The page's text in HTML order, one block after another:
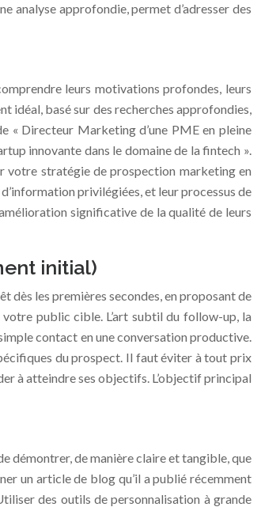
analyse approfondie, permet d’adresser des
leurs motivations profondes, leurs
idéal, basé sur des recherches approfondies,
« Directeur Marketing d’une PME en pleine
innovante dans le domaine de la fintech ».
votre stratégie de prospection marketing en
privilégiées, et leur processus de
significative de la qualité de leurs
initial)
dès les premières secondes, en proposant de
public cible. L’art subtil du follow-up, la
contact en une conversation productive.
du prospect. Il faut éviter à tout prix
à atteindre ses objectifs. L’objectif principal
démontrer, de manière claire et tangible, que
un article de blog qu’il a publié récemment
des outils de personnalisation à grande